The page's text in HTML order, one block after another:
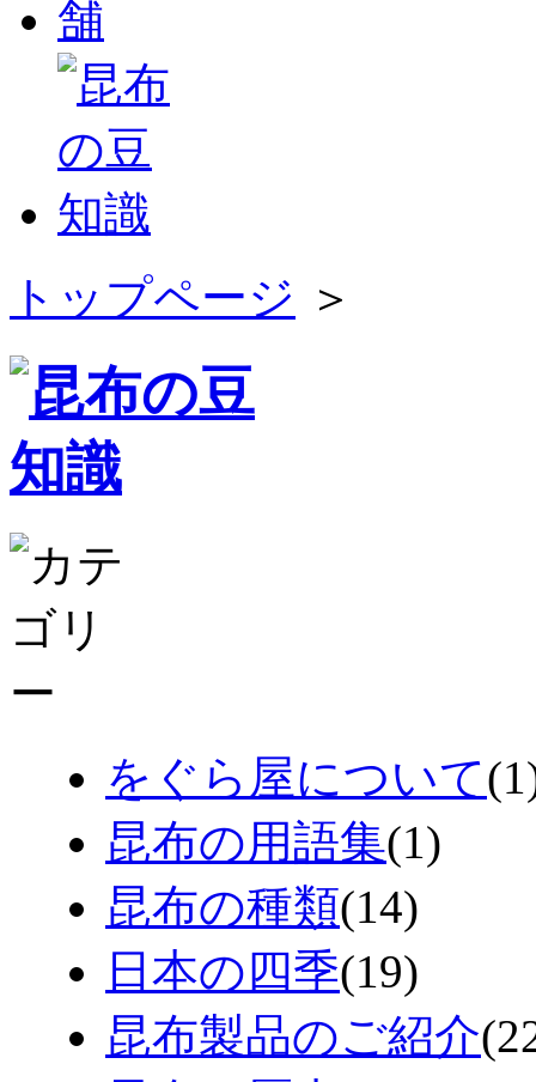
トップページ ＞
をぐら屋について
昆布の用語集(1)
昆布の種類(14)
日本の四季(19)
昆布製品のご紹介